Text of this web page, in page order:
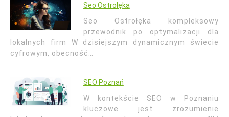
Seo Ostrołęka
Seo Ostrołęka kompleksowy
przewodnik po optymalizacji dla
lokalnych firm W dzisiejszym dynamicznym świecie
cyfrowym, obecność…
SEO Poznań
W kontekście SEO w Poznaniu
kluczowe jest zrozumienie